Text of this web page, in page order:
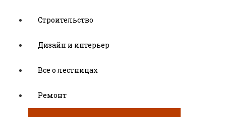
Строительство
Дизайн и интерьер
Все о лестницах
Ремонт